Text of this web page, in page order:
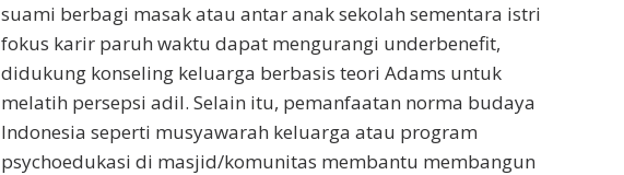
suami berbagi masak atau antar anak sekolah sementara istri
fokus karir paruh waktu dapat mengurangi underbenefit,
didukung konseling keluarga berbasis teori Adams untuk
melatih persepsi adil. Selain itu, pemanfaatan norma budaya
Indonesia seperti musyawarah keluarga atau program
psychoedukasi di masjid/komunitas membantu membangun